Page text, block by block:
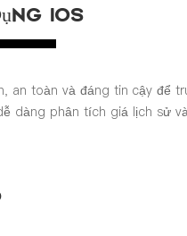
IOS
toàn và đáng tin cậy để
dàng phân tích giá lịch sử